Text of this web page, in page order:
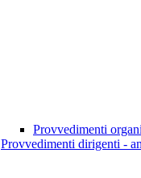
Provvedimenti
Provvedimenti dirigenti -